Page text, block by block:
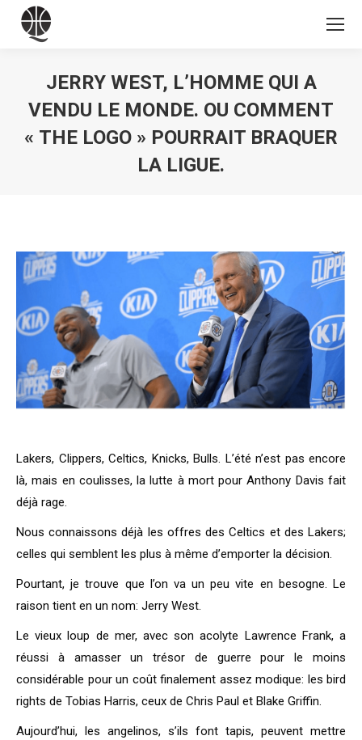
JERRY WEST, L’HOMME QUI A
VENDU LE MONDE. OU COMMENT
« THE LOGO » POURRAIT BRAQUER
LA LIGUE.
Lakers, Clippers, Celtics, Knicks, Bulls. L’été n’est pas encore
là, mais en coulisses, la lutte à mort pour Anthony Davis fait
déjà rage.
Nous connaissons déjà les offres des Celtics et des Lakers;
celles qui semblent les plus à même d’emporter la décision.
Pourtant, je trouve que l’on va un peu vite en besogne. Le
raison tient en un nom: Jerry West.
Le vieux loup de mer, avec son acolyte Lawrence Frank, a
réussi à amasser un trésor de guerre pour le moins
considérable pour un coût finalement assez modique: les bird
rights de Tobias Harris, ceux de Chris Paul et Blake Griffin.
Aujourd’hui, les angelinos, s’ils font tapis, peuvent mettre